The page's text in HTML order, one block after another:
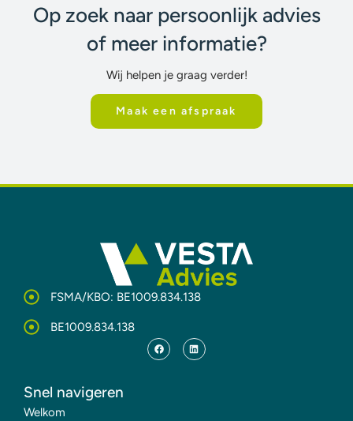
Op zoek naar persoonlijk advies
of meer informatie?
Wij helpen je graag verder!
Maak een afspraak
FSMA/KBO: BE1009.834.138
BE1009.834.138
Snel navigeren
Welkom